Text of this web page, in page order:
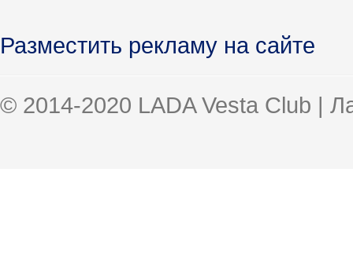
Разместить рекламу на сайте
© 2014-2020 LADA Vesta Club |